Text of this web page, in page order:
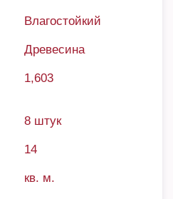
Влагостойкий
Древесина
1,603
8 штук
14
кв. м.